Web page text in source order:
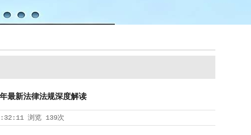
最新法律法规深度解读
浏览 139次